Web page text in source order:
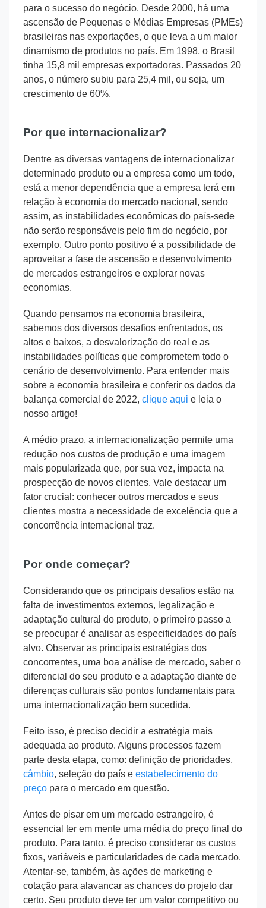
para o sucesso do negócio. Desde 2000, há uma
ascensão de Pequenas e Médias Empresas (PMEs)
brasileiras nas exportações, o que leva a um maior
dinamismo de produtos no país. Em 1998, o Brasil
tinha 15,8 mil empresas exportadoras. Passados 20
anos, o número subiu para 25,4 mil, ou seja, um
crescimento de 60%.
Por que internacionalizar?
Dentre as diversas vantagens de internacionalizar
determinado produto ou a empresa como um todo,
está a menor dependência que a empresa terá em
relação à economia do mercado nacional, sendo
assim, as instabilidades econômicas do país-sede
não serão responsáveis pelo fim do negócio, por
exemplo. Outro ponto positivo é a possibilidade de
aproveitar a fase de ascensão e desenvolvimento
de mercados estrangeiros e explorar novas
economias.
Quando pensamos na economia brasileira,
sabemos dos diversos desafios enfrentados, os
altos e baixos, a desvalorização do real e as
instabilidades políticas que comprometem todo o
cenário de desenvolvimento. Para entender mais
sobre a economia brasileira e conferir os dados da
balança comercial de 2022, clique aqui e leia o
nosso artigo!
A médio prazo, a internacionalização permite uma
redução nos custos de produção e uma imagem
mais popularizada que, por sua vez, impacta na
prospecção de novos clientes. Vale destacar um
fator crucial: conhecer outros mercados e seus
clientes mostra a necessidade de excelência que a
concorrência internacional traz.
Por onde começar?
Considerando que os principais desafios estão na
falta de investimentos externos, legalização e
adaptação cultural do produto, o primeiro passo a
se preocupar é analisar as especificidades do país
alvo. Observar as principais estratégias dos
concorrentes, uma boa análise de mercado, saber o
diferencial do seu produto e a adaptação diante de
diferenças culturais são pontos fundamentais para
uma internacionalização bem sucedida.
Feito isso, é preciso decidir a estratégia mais
adequada ao produto. Alguns processos fazem
parte desta etapa, como: definição de prioridades,
câmbio, seleção do país e estabelecimento do
preço para o mercado em questão.
Antes de pisar em um mercado estrangeiro, é
essencial ter em mente uma média do preço final do
produto. Para tanto, é preciso considerar os custos
fixos, variáveis e particularidades de cada mercado.
Atentar-se, também, às ações de marketing e
cotação para alavancar as chances do projeto dar
certo. Seu produto deve ter um valor competitivo ou